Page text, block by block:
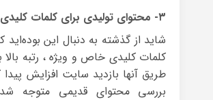
۳- محتوای تولیدی برای کلمات کلیدی خاص
شاید از گذشته به دنبال این بوده‌اید
کلمات کلیدی خاص و ویژه ، رتبه بالا
طریق آنها بازدید سایت افزایش پیدا
بررسی محتوای قدیمی متوجه